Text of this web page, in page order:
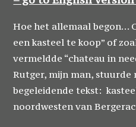
Hoe het allemaal begon…
een kasteel te koop” of
vermeldde “chateau in
Rutger, mijn man, stuurde
begeleidende tekst:
noordwesten van